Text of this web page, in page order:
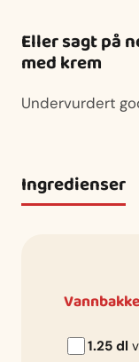
Eller sagt på
med krem
Undervurdert
Ingredienser
1.25 dl